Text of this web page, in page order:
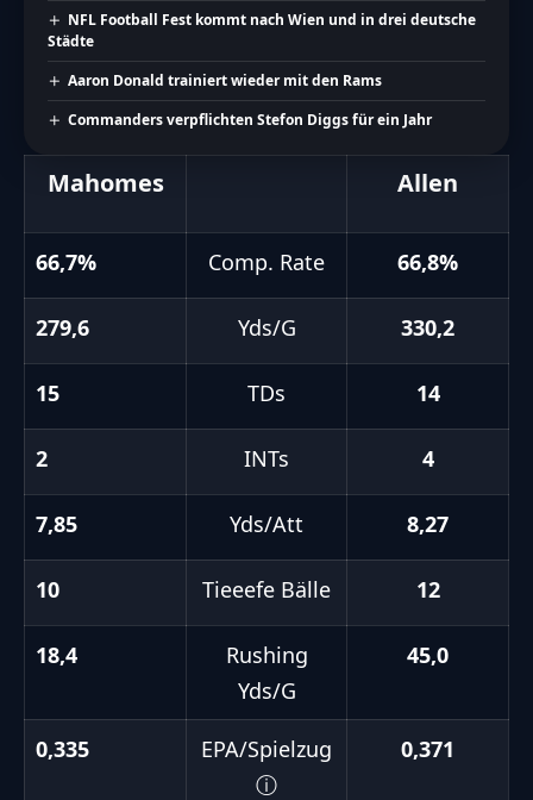
NFL Football Fest kommt nach Wien und in drei deutsche
Städte
Aaron Donald trainiert wieder mit den Rams
Commanders verpflichten Stefon Diggs für ein Jahr
Mahomes Allen
66,7% Comp. Rate 66,8%
279,6 Yds/G 330,2
15 TDs 14
2 INTs 4
7,85 Yds/Att 8,27
10 Tieeefe Bälle 12
18,4
Rushing
Yds/G
45,0
0,335
EPA/Spielzug
ⓘ
0,371